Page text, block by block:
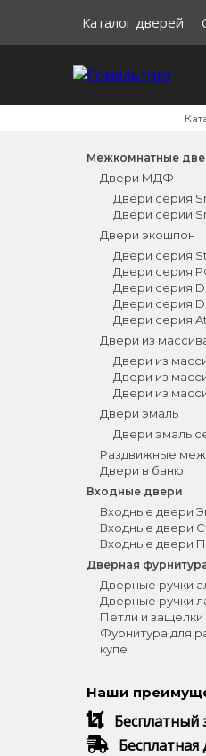
Каталог дверей
Межкомнатные
Двери МДФ
Двери серия
Двери серии
Двери экошпон
Двери серия
Двери серия
Двери серия
Двери серия
Двери серия
Двери из
Двери из
Двери из
Двери из
Двери эмаль
Двери эмаль
Раздвижные
Двери в баню
Входные двери
Входные двери
Входные двери
Входные двери
Дверная
Дверные ручки
Дверные ручки
Петли и защелки
Фурнитура для
купе
Наши
Бесплатный
Бесплатная